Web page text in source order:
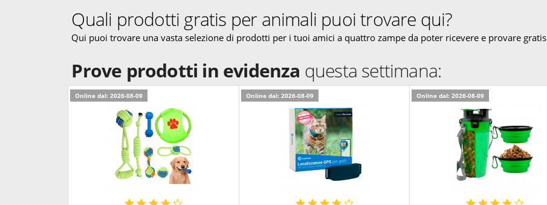
Quali prodotti gratis per animali puoi trovare qui?
Qui puoi trovare una vasta selezione di prodotti per i tuoi amici a quattro zampe da poter ricevere e provare
Prove prodotti in evidenza questa settimana:
Online dal: 2026-08-09 Online dal: 2026-08-09 Online dal: 2026-08-09